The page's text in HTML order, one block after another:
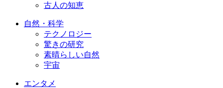
古人の知恵
自然・科学
テクノロジー
驚きの研究
素晴らしい自然
宇宙
エンタメ